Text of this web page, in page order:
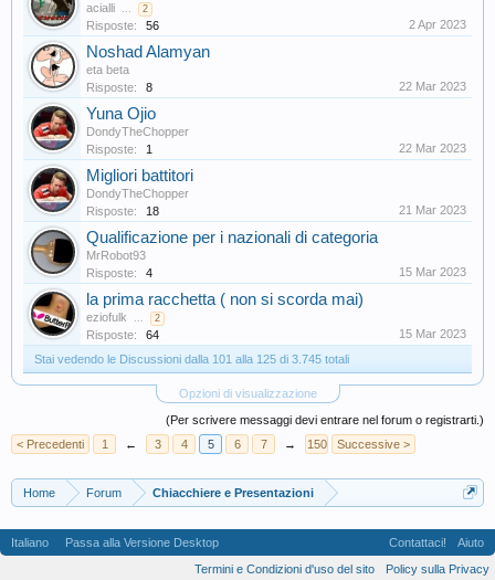
acialli ... 2
Risposte: 56 2 Apr 2023
Noshad Alamyan
eta beta
Risposte:
8 22 Mar 2023
Yuna Ojio
DondyTheChopper
Risposte:
1 22 Mar 2023
Migliori battitori
DondyTheChopper
Risposte:
18 21 Mar 2023
Qualificazione per i nazionali di categoria
MrRobot93
Risposte:
4 15 Mar 2023
la prima racchetta ( non si scorda mai)
eziofulk ... 2
Risposte: 64
15 Mar 2023
Stai vedendo le Discussioni dalla 101 alla 125 di 3.745 totali
Opzioni di visualizzazione
(Per scrivere messaggi devi entrare nel forum o registrarti.)
< Precedenti
1 ← 3 4 5 6 7 → 150 Successive >
Home Forum Chiacchiere e Presentazioni
Italiano Passa alla Versione Desktop Contattaci!
Aiuto
Termini e Condizioni d'uso del sito
Policy sulla Privacy